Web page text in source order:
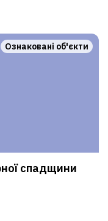
Ознаковані об'єкти
спадщини